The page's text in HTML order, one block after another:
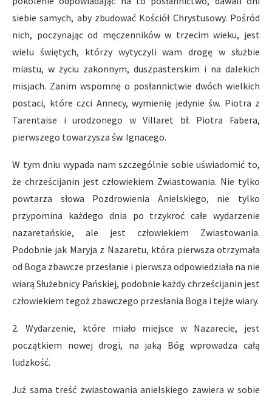
siebie samych, aby zbudować Kościół Chrystusowy. Pośród
nich, poczynając od męczenników w trzecim wieku, jest
wielu świętych, którzy wytyczyli wam drogę w służbie
miastu, w życiu zakonnym, duszpasterskim i na dalekich
misjach. Zanim wspomnę o posłannictwie dwóch wielkich
postaci, które czci Annecy, wymienię jedynie św. Piotra z
Tarentaise i urodzonego w Villaret bł. Piotra Fabera,
pierwszego towarzysza św. Ignacego.
W tym dniu wypada nam szczególnie sobie uświadomić to,
że chrześcijanin jest człowiekiem Zwiastowania. Nie tylko
powtarza słowa Pozdrowienia Anielskiego, nie tylko
przypomina każdego dnia po trzykroć całe wydarzenie
nazaretańskie, ale jest człowiekiem Zwiastowania.
Podobnie jak Maryja z Nazaretu, która pierwsza otrzymała
od Boga zbawcze przesłanie i pierwsza odpowiedziała na nie
wiarą Służebnicy Pańskiej, podobnie każdy chrześcijanin jest
człowiekiem tegoż zbawczego przesłania Boga i tejże wiary.
2. Wydarzenie, które miało miejsce w Nazarecie, jest
początkiem nowej drogi, na jaką Bóg wprowadza całą
ludzkość.
Już sama treść zwiastowania anielskiego zawiera w sobie